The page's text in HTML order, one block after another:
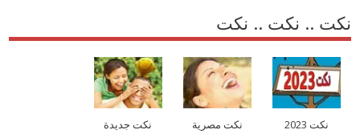
نكت .. نكت .. نكت
نكت 2023 نكت مصرية نكت جديدة